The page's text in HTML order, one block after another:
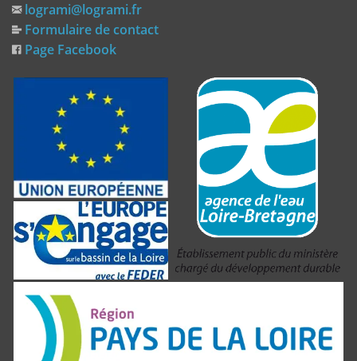
logrami@logrami.fr
Formulaire de contact
Page Facebook